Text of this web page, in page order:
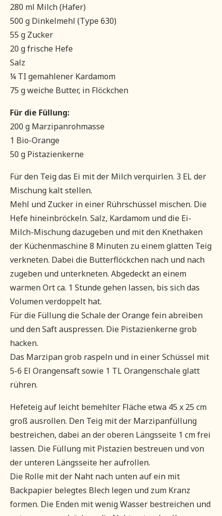
280 ml Milch (Hafer)
500 g Dinkelmehl (Type 630)
55 g Zucker
20 g frische Hefe
Salz
¼ TI gemahlener Kardamom
75 g weiche Butter, in Flöckchen
Für die Füllung:
200 g Marzipanrohmasse
1 Bio-Orange
50 g Pistazienkerne
Für den Teig das Ei mit der Milch verquirlen. 3 EL der
Mischung kalt stellen.
Mehl und Zucker in einer Rührschüssel mischen. Die
Hefe hineinbröckeln. Salz, Kardamom und die Ei-
Milch-Mischung dazugeben und mit den Knethaken
der Küchenmaschine 8 Minuten zu einem glatten Teig
verkneten. Dabei die Butterflöckchen nach und nach
zugeben und unterkneten. Abgedeckt an einem
warmen Ort ca. 1 Stunde gehen lassen, bis sich das
Volumen verdoppelt hat.
Für die Füllung die Schale der Orange fein abreiben
und den Saft auspressen. Die Pistazienkerne grob
hacken.
Das Marzipan grob raspeln und in einer Schüssel mit
5-6 El Orangensaft sowie 1 TL Orangenschale glatt
rühren.
Hefeteig auf leicht bemehlter Fläche etwa 45 x 25 cm
groß ausrollen. Den Teig mit der Marzipanfüllung
bestreichen, dabei an der oberen Längsseite 1 cm frei
lassen. Die Füllung mit Pistazien bestreuen und von
der unteren Längsseite her aufrollen.
Die Rolle mit der Naht nach unten auf ein mit
Backpapier belegtes Blech legen und zum Kranz
formen. Die Enden mit wenig Wasser bestreichen und